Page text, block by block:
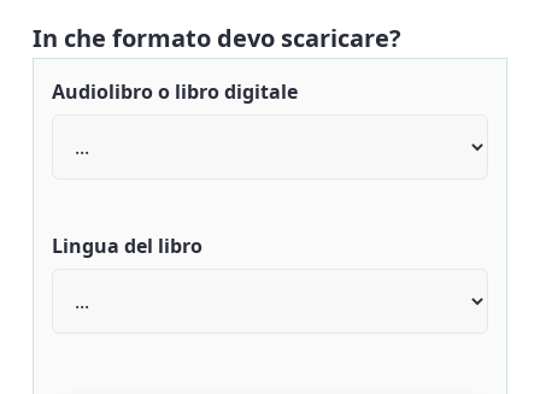
In che formato devo scaricare?
Audiolibro o libro digitale
Lingua del libro